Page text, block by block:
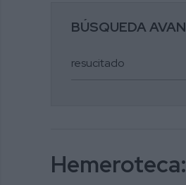
BÚSQUEDA
Hemeroteca: